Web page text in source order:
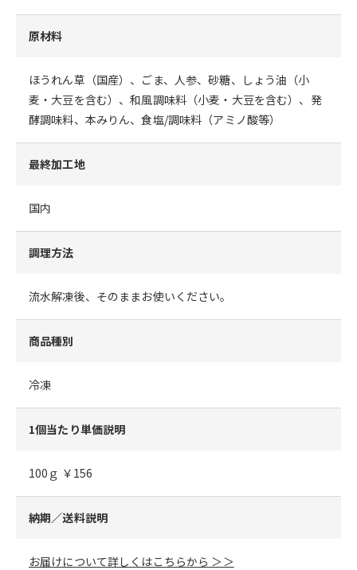
原材料
ほうれん草（国産）、ごま、人参、砂糖、しょう油（小
麦・大豆を含む）、和風調味料（小麦・大豆を含む）、発
酵調味料、本みりん、食塩/調味料（アミノ酸等）
最終加工地
国内
調理方法
流水解凍後、そのままお使いください。
商品種別
冷凍
1個当たり単価説明
100ｇ ￥156
納期／送料説明
お届けについて詳しくはこちらから ＞＞